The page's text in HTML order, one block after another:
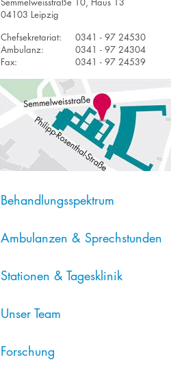
04103 Leipzig
Chefsekretariat:
0341 - 97 24530
Ambulanz:
0341 - 97 24304
Fax:
0341 - 97 24539
Behandlungsspektrum
Ambulanzen & Sprechstunden
Stationen & Tagesklinik
Unser Team
Forschung